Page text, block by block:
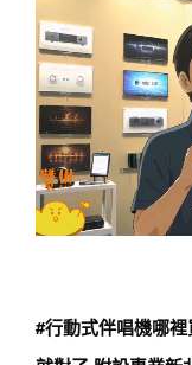
#行動式伴唱機哪裡